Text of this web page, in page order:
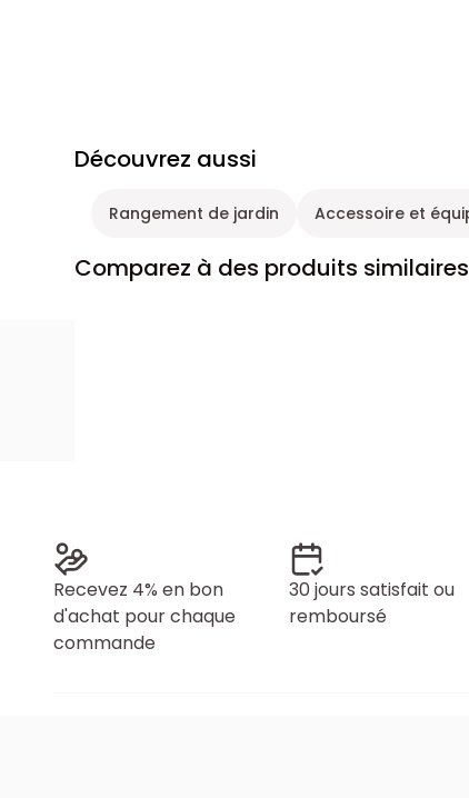
Découvrez aussi
Rangement de jardin Accessoire et
Comparez à des produits similaires
Recevez 4% en bon
d'achat pour chaque
commande
30 jours satisfait ou
remboursé